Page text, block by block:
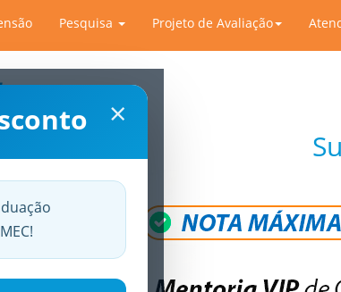
Pesquisa Projeto de Avaliação
×